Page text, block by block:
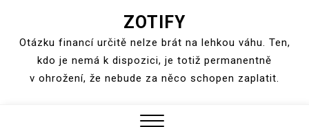
content
ZOTIFY
Otázku financí určitě nelze brát na lehkou váhu. Ten,
kdo je nemá k dispozici, je totiž permanentně
v ohrožení, že nebude za něco schopen zaplatit.